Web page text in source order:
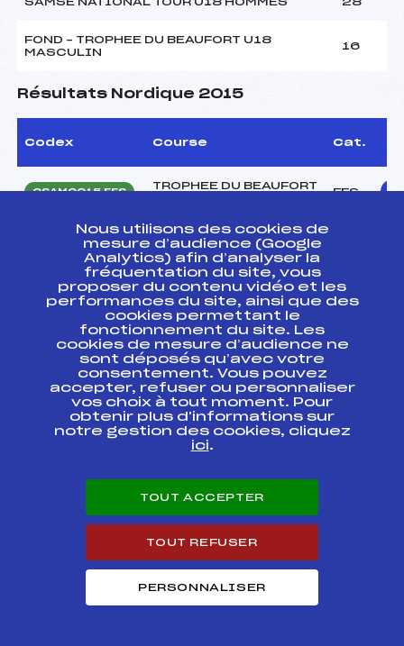
FOND – TROPHEE DU BEAUFORT U18
MASCULIN
16
Résultats Nordique 2015
Codex Course Cat.
OSAM0015.FFS
TROPHEE DU BEAUFORT
FFS
ONAM0046.FFS
CHAMPIONNATS DE
FRANCE
ONAM0045.FFS
CHAMPIONNATS DE
FRANCE
FFS
ONAM0041.FFS
CHAMPIONNATS DE
FRANCE
FFS
ONAM0042
CHAMPIONNATS DE
FRANCE
FFS
CHALLENGE VITTOZ –
SKI ROUE SKATE
ETAPE 10 FINALE
CHAMPIONNATS DE
CHAMPIONNATS DE
Nous utilisons des cookies de
mesure d’audience (Google
Analytics) afin d’analyser la
fréquentation du site, vous
proposer du contenu vidéo et les
performances du site, ainsi que des
cookies permettant le
fonctionnement du site. Les
cookies de mesure d’audience ne
sont déposés qu’avec votre
consentement. Vous pouvez
accepter, refuser ou personnaliser
vos choix à tout moment. Pour
obtenir plus d'informations sur
notre gestion des cookies, cliquez
ici.
TOUT ACCEPTER
TOUT REFUSER
PERSONNALISER